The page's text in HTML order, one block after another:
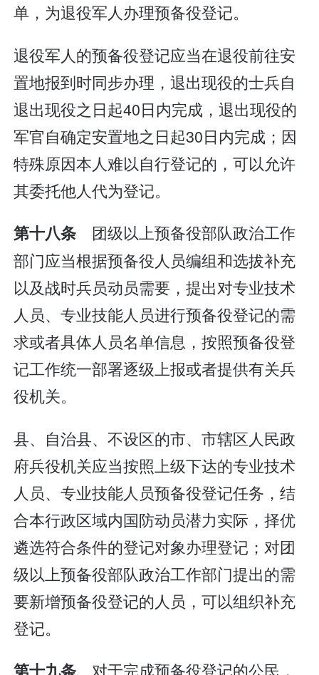
单，为退役军人办理预备役登记。
退役军人的预备役登记应当在退役前往安
置地报到时同步办理，退出现役的士兵自
退出现役之日起40日内完成，退出现役的
军官自确定安置地之日起30日内完成；因
特殊原因本人难以自行登记的，可以允许
其委托他人代为登记。
第十八条 团级以上预备役部队政治工作
部门应当根据预备役人员编组和选拔补充
以及战时兵员动员需要，提出对专业技术
人员、专业技能人员进行预备役登记的需
求或者具体人员名单信息，按照预备役登
记工作统一部署逐级上报或者提供有关兵
役机关。
县、自治县、不设区的市、市辖区人民政
府兵役机关应当按照上级下达的专业技术
人员、专业技能人员预备役登记任务，结
合本行政区域内国防动员潜力实际，择优
遴选符合条件的登记对象办理登记；对团
级以上预备役部队政治工作部门提出的需
要新增预备役登记的人员，可以组织补充
登记。
对于完成预备役登记的公民，